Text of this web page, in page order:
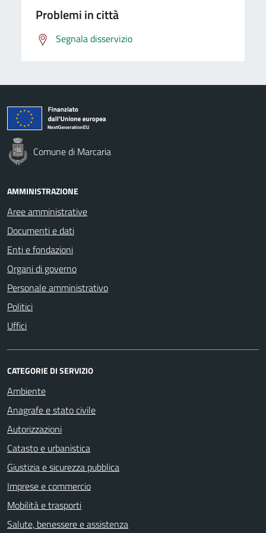
Problemi in città
Segnala disservizio
Comune di Marcaria
AMMINISTRAZIONE
Aree amministrative
Documenti e dati
Enti e fondazioni
Organi di governo
Personale amministrativo
Politici
Uffici
CATEGORIE DI SERVIZIO
Ambiente
Anagrafe e stato civile
Autorizzazioni
Catasto e urbanistica
Giustizia e sicurezza pubblica
Imprese e commercio
Mobilità e trasporti
Salute, benessere e assistenza